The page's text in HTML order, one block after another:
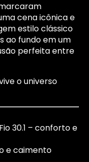
cena icônica e
estilo clássico
ao fundo em um
perfeita entre
o universo
30.1 – conforto e
e caimento